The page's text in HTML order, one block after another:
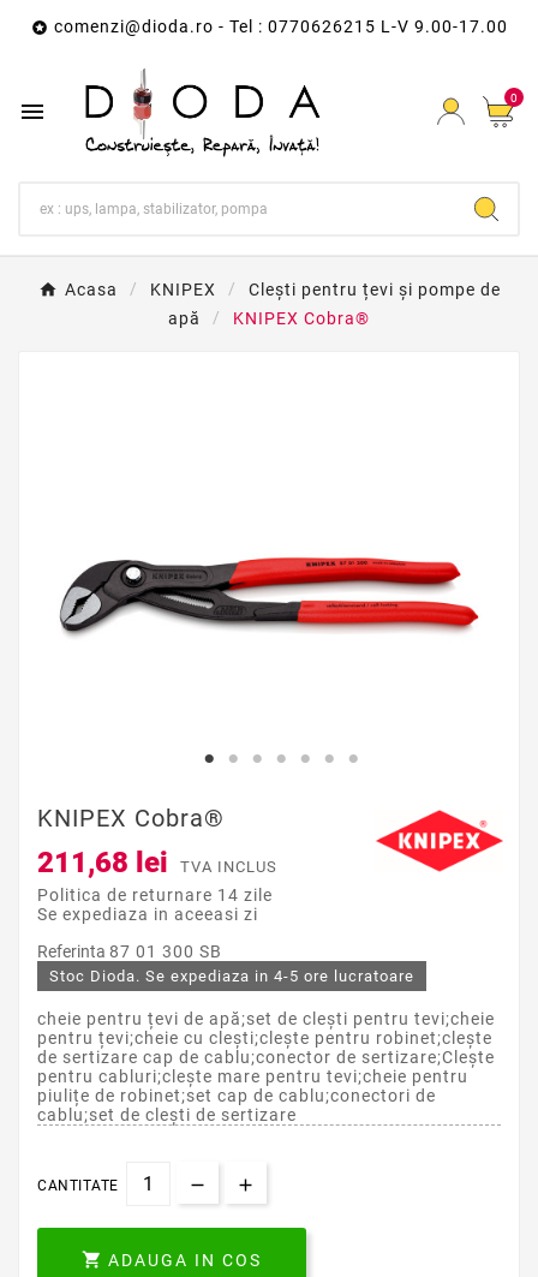
 comenzi@dioda.ro - Tel : 0770626215 L-V 9.00-17.00
 0
Acasa KNIPEX
Clești pentru țevi și pompe de
apă
KNIPEX Cobra®
KNIPEX Cobra®
211,68 lei TVA INCLUS
Politica de returnare 14 zile
Se expediaza in aceeasi zi
Referinta 87 01 300 SB
Stoc Dioda. Se expediaza in 4-5 ore lucratoare
cheie pentru țevi de apă;set de clești pentru tevi;cheie
pentru țevi;cheie cu clești;clește pentru robinet;clește
de sertizare cap de cablu;conector de sertizare;Clește
pentru cabluri;clește mare pentru tevi;cheie pentru
piulițe de robinet;set cap de cablu;conectori de
cablu;set de clești de sertizare
CANTITATE
 ADAUGA IN COS